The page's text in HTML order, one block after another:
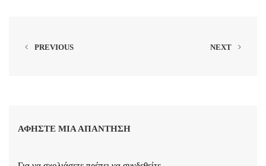
PREVIOUS NEXT
ΑΦΉΣΤΕ ΜΙΑ ΑΠΆΝΤΗΣΗ